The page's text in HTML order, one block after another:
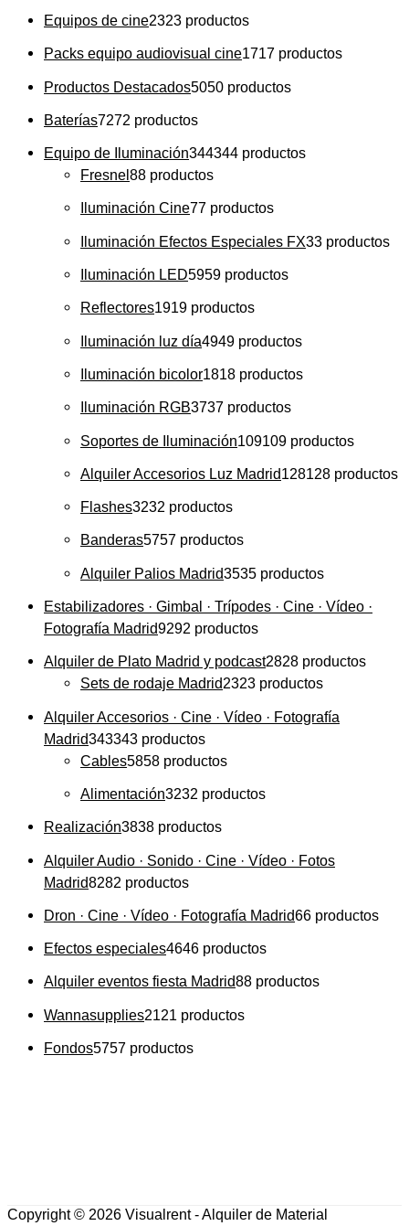
Equipos de cine2323 productos
Packs equipo audiovisual cine1717 productos
Productos Destacados5050 productos
Baterías7272 productos
Equipo de Iluminación344344 productos
Fresnel88 productos
Iluminación Cine77 productos
Iluminación Efectos Especiales FX33 productos
Iluminación LED5959 productos
Reflectores1919 productos
Iluminación luz día4949 productos
Iluminación bicolor1818 productos
Iluminación RGB3737 productos
Soportes de Iluminación109109 productos
Alquiler Accesorios Luz Madrid128128 productos
Flashes3232 productos
Banderas5757 productos
Alquiler Palios Madrid3535 productos
Estabilizadores · Gimbal · Trípodes · Cine · Vídeo ·
Fotografía Madrid9292 productos
Alquiler de Plato Madrid y podcast2828 productos
Sets de rodaje Madrid2323 productos
Alquiler Accesorios · Cine · Vídeo · Fotografía
Madrid343343 productos
Cables5858 productos
Alimentación3232 productos
Realización3838 productos
Alquiler Audio · Sonido · Cine · Vídeo · Fotos
Madrid8282 productos
Dron · Cine · Vídeo · Fotografía Madrid66 productos
Efectos especiales4646 productos
Alquiler eventos fiesta Madrid88 productos
Wannasupplies2121 productos
Fondos5757 productos
Copyright © 2026 Visualrent - Alquiler de Material